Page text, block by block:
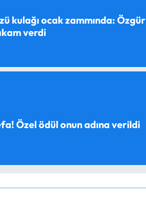
kulağı ocak zammında: Özgür
verdi
Özel ödül onun adına verildi